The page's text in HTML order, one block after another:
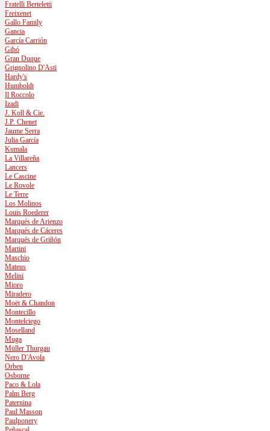
Fratelli Berteletti
Freixenet
Gallo Family
Gancia
García Carrión
Gibó
Gran Duque
Grignolino D'Asti
Hardy's
Humboldt
Il Roccolo
Izadi
J. Koll & Cie.
J.P. Chenet
Jaume Serra
Julia García
Kumala
La Villareña
Lancers
Le Cascine
Le Rovole
Le Terre
Los Molinos
Louis Roederer
Marqués de Arienzo
Marqués de Cáceres
Marqués de Griñón
Martini
Maschio
Mateus
Melini
Mioro
Miradero
Moët & Chandon
Montecillo
Montelciego
Moselland
Muga
Müller Thurgau
Nero D'Avola
Orben
Osborne
Paco & Lola
Palm Berg
Paternina
Paul Masson
Paulponery